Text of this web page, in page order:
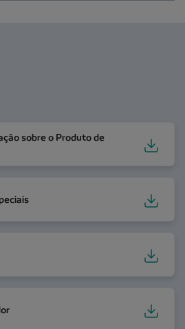
sobre o Produto de
sobre o Produto de